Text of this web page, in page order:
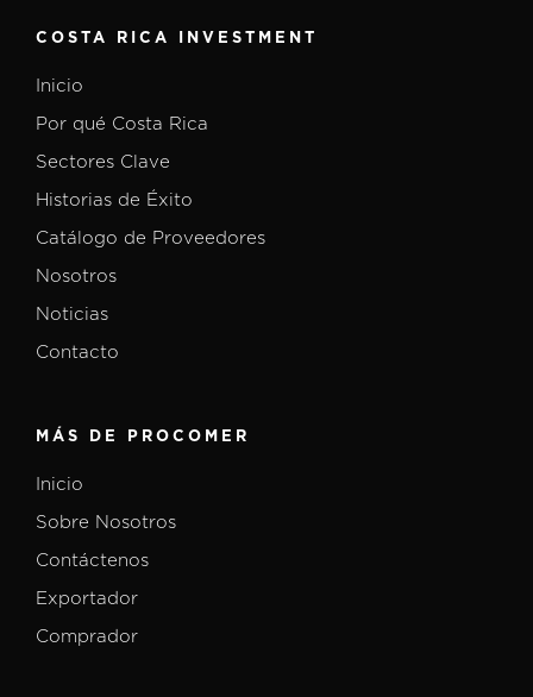
COSTA RICA INVESTMENT
Inicio
Por qué Costa Rica
Sectores Clave
Historias de Éxito
Catálogo de Proveedores
Nosotros
Noticias
Contacto
MÁS DE PROCOMER
Inicio
Sobre Nosotros
Contáctenos
Exportador
Comprador